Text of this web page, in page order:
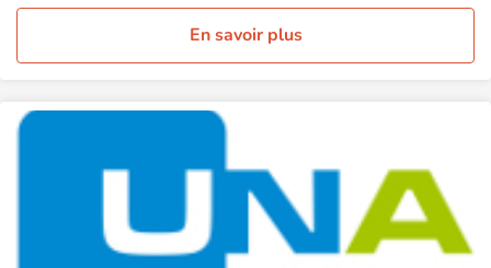
En savoir plus